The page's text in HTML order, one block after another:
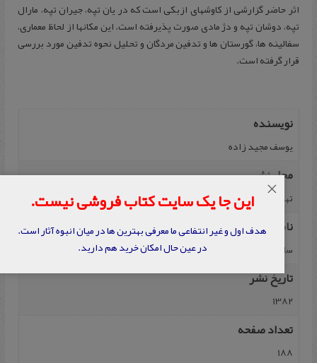
اثر حاضر گزارشی از کاوشهای ازبکی است که در یان تپه، جیران تپه، مارال
تپه، دوشان تپه و دژ مادی صورت پذیرفته است. این مکانها از لحاظ معماری،
سفالینه ها، گورستان ها و تدفین مردگان و تحلیل نحوه تدفین مورد بررسی
قرار گرفته است.
نویسنده
یوسف مجید زاده
محل نشر
تهران
ناشر
سازمان میراث فرهنگی کشور
تاریخ نشر
1382
تعداد صفحه
188
این جا یک سایت کتاب فروشی نیست.
هدف اول و غیر انتفاعی ما معرفی بهترین ها در میان انبوه آثار است.
در عین حال امکان خرید هم دارید.
×